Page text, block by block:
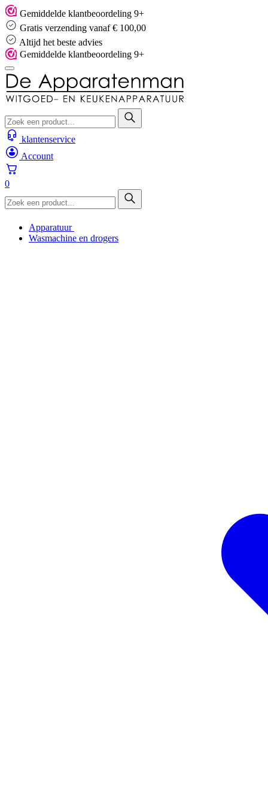
Skip
to
content
Gemiddelde klantbeoordeling 9+
Gratis verzending vanaf € 100,00
Altijd het beste advies
Gemiddelde klantbeoordeling 9+
klantenservice
Account
0
Apparatuur
Wasmachine en drogers